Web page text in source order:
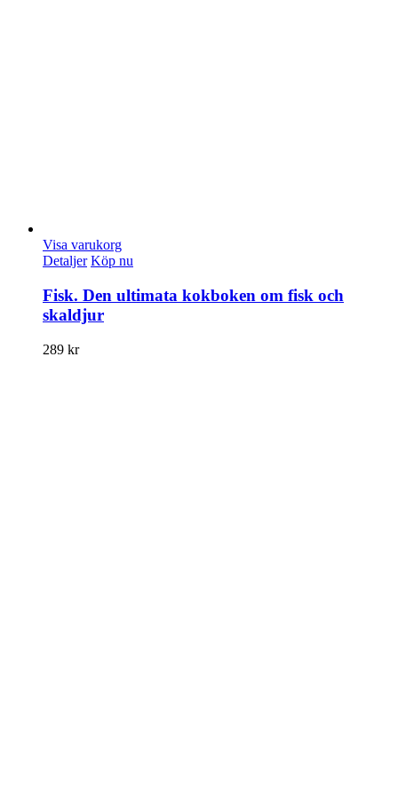
Visa varukorg
Detaljer Köp nu
Fisk. Den ultimata kokboken om fisk och
skaldjur
289 kr